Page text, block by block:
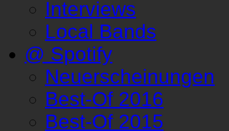
Interviews
Local Bands
@ Spotify
Neuerscheinungen
Best-Of 2016
Best-Of 2015